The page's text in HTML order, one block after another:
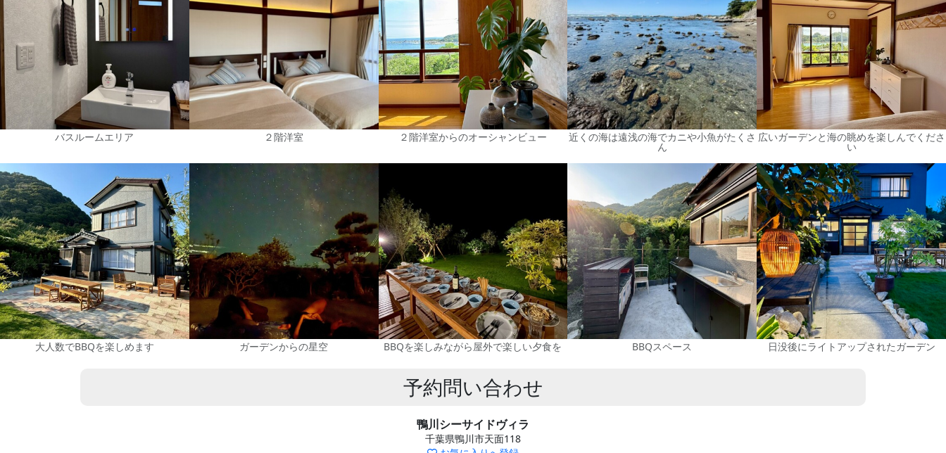
バスルームエリア ２階洋室 ２階洋室からのオーシャンビュー 近くの海は遠浅の海でカニや小魚がたくさ
ん
広いガーデンと海の眺めを楽しんでくださ
い
大人数でBBQを楽しめます ガーデンからの星空 BBQを楽しみながら屋外で楽しい夕食を BBQスペース 日没後にライトアップされたガーデン
予約問い合わせ
鴨川シーサイドヴィラ
千葉県鴨川市天面118